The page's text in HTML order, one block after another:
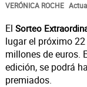
VERÓNICA ROCHE
El Sorteo
lugar el próximo
millones de euros.
edición, se podrá
premiados.